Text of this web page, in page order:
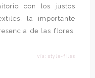
con los justos
la importante
de las flores.
vía: style-files